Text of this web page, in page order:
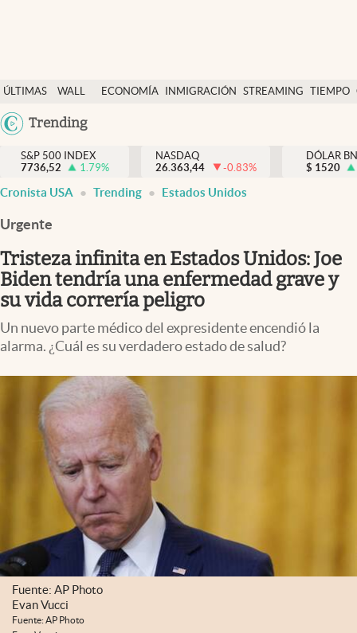
ÚLTIMAS
NOTICIAS
WALL
DÓLAR
ECONOMÍA INMIGRACIÓN STREAMING TIEMPO
México
Trending
Finanzas y economía
Wall Street y dólar
Inmigración
Espiritual
Streaming
PC y mobile
USA
S&P 500 INDEX
7736,52
1.79%
NASDAQ
26.363,44
-0.83%
DÓLAR
$ 1520
Cronista USA Trending Estados Unidos
Urgente
Tristeza infinita en Estados Unidos: Joe
Biden tendría una enfermedad grave y
su vida correría peligro
Un nuevo parte médico del expresidente encendió la
alarma. ¿Cuál es su verdadero estado de salud?
Fuente: AP Photo
Evan Vucci
Fuente: AP Photo